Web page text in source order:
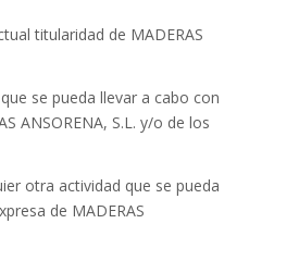
titularidad de MADERAS
se pueda llevar a cabo con
ANSORENA, S.L. y/o de los
otra actividad que se pueda
de MADERAS